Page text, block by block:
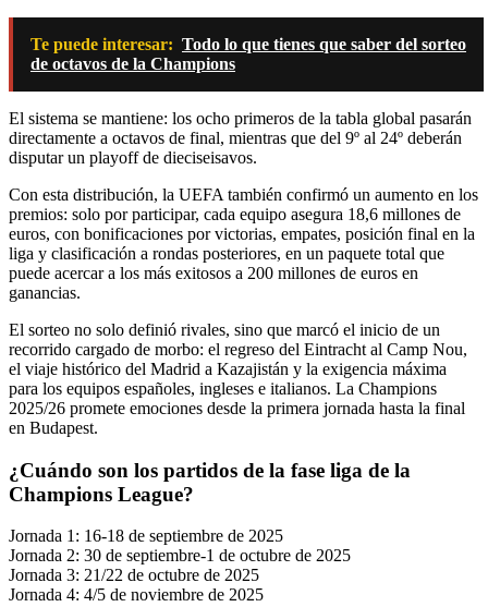
Te puede interesar: Todo lo que tienes que saber del sorteo
de octavos de la Champions
El sistema se mantiene: los ocho primeros de la tabla global pasarán
directamente a octavos de final, mientras que del 9º al 24º deberán
disputar un playoff de dieciseisavos.
Con esta distribución, la UEFA también confirmó un aumento en los
premios: solo por participar, cada equipo asegura 18,6 millones de
euros, con bonificaciones por victorias, empates, posición final en la
liga y clasificación a rondas posteriores, en un paquete total que
puede acercar a los más exitosos a 200 millones de euros en
ganancias.
El sorteo no solo definió rivales, sino que marcó el inicio de un
recorrido cargado de morbo: el regreso del Eintracht al Camp Nou,
el viaje histórico del Madrid a Kazajistán y la exigencia máxima
para los equipos españoles, ingleses e italianos. La Champions
2025/26 promete emociones desde la primera jornada hasta la final
en Budapest.
¿Cuándo son los partidos de la fase liga de la
Champions League?
Jornada 1: 16-18 de septiembre de 2025
Jornada 2: 30 de septiembre-1 de octubre de 2025
Jornada 3: 21/22 de octubre de 2025
Jornada 4: 4/5 de noviembre de 2025